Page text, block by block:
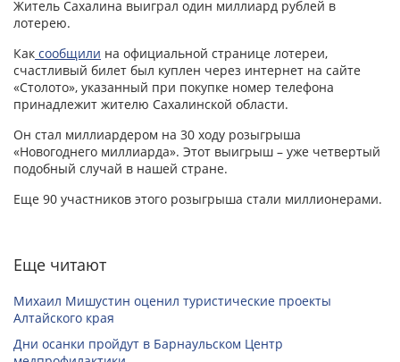
Житель Сахалина выиграл один миллиард рублей в
лотерею.
Как сообщили на официальной странице лотереи,
счастливый билет был куплен через интернет на сайте
«Столото», указанный при покупке номер телефона
принадлежит жителю Сахалинской области.
Он стал миллиардером на 30 ходу розыгрыша
«Новогоднего миллиарда». Этот выигрыш – уже четвертый
подобный случай в нашей стране.
Еще 90 участников этого розыгрыша стали миллионерами.
Еще читают
Михаил Мишустин оценил туристические проекты
Алтайского края
Дни осанки пройдут в Барнаульском Центр